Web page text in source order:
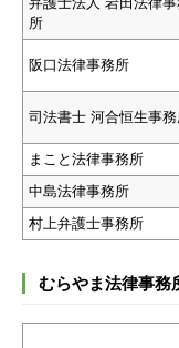
所
阪口法律事務所
司法書士 河合恒生事
まこと法律事務所
中島法律事務所
村上弁護士事務所
むらやま法律事務